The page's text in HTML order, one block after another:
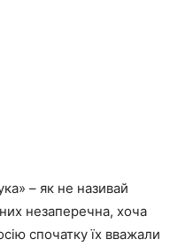
– як не називай
незаперечна, хоча
спочатку їх вважали